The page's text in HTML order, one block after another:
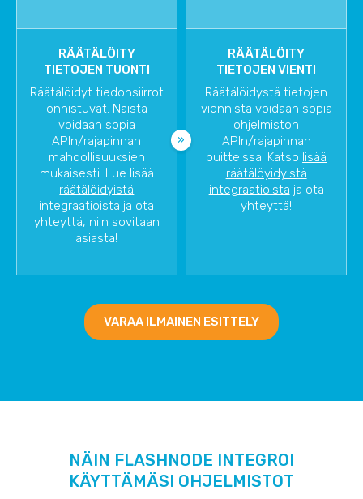
RÄÄTÄLÖITY
TIETOJEN TUONTI
Räätälöidyt tiedonsiirrot
onnistuvat. Näistä
voidaan sopia
APIn/rajapinnan
mahdollisuuksien
mukaisesti. Lue lisää
räätälöidyistä
integraatioista ja ota
yhteyttä, niin sovitaan
asiasta!
RÄÄTÄLÖITY
TIETOJEN VIENTI
Räätälöidystä tietojen
viennistä voidaan sopia
ohjelmiston
APIn/rajapinnan
puitteissa. Katso lisää
räätälöyidyistä
integraatioista ja ota
yhteyttä!
VARAA ILMAINEN ESITTELY
NÄIN FLASHNODE INTEGROI
KÄYTTÄMÄSI OHJELMISTOT